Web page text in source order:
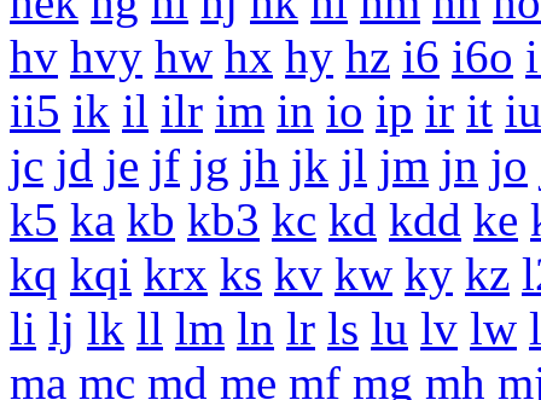
hv hvy hw hx hy hz i6 i6o
ii5 ik il ilr im in io ip ir it iu
jc jd je jf jg jh jk jl jm jn jo
k5 ka kb kb3 kc kd kdd ke
kq kqi krx ks kv kw ky kz
li lj lk ll lm ln lr ls lu lv lw
ma mc md me mf mg mh